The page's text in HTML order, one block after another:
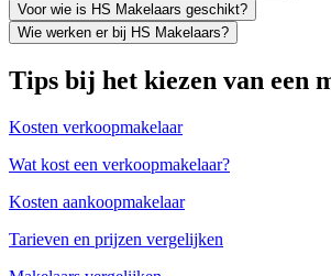
Voor wie is HS Makelaars geschikt?
Wie werken er bij HS Makelaars?
Tips bij het kiezen van een
Kosten verkoopmakelaar
Wat kost een verkoopmakelaar?
Kosten aankoopmakelaar
Tarieven en prijzen vergelijken